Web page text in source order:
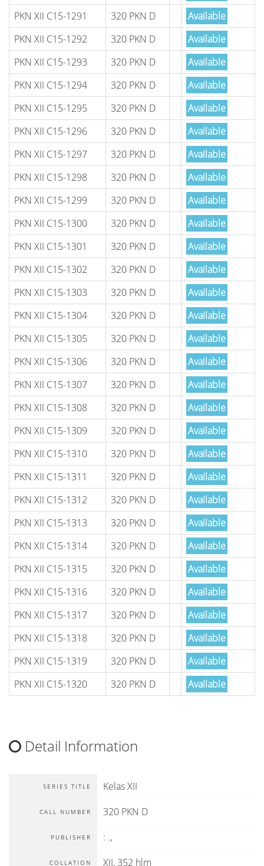
PKN XII C15-1291
320 PKN D
Available
PKN XII C15-1292
320 PKN D
Available
PKN XII C15-1293
320 PKN D
Available
PKN XII C15-1294
320 PKN D
Available
PKN XII C15-1295
320 PKN D
Available
PKN XII C15-1296
320 PKN D
Available
PKN XII C15-1297
320 PKN D
Available
PKN XII C15-1298
320 PKN D
Available
PKN XII C15-1299
320 PKN D
Available
PKN XII C15-1300
320 PKN D
Available
PKN XII C15-1301
320 PKN D
Available
PKN XII C15-1302
320 PKN D
Available
PKN XII C15-1303
320 PKN D
Available
PKN XII C15-1304
320 PKN D
Available
PKN XII C15-1305
320 PKN D
Available
PKN XII C15-1306
320 PKN D
Available
PKN XII C15-1307
320 PKN D
Available
PKN XII C15-1308
320 PKN D
Available
PKN XII C15-1309
320 PKN D
Available
PKN XII C15-1310
320 PKN D
Available
PKN XII C15-1311
320 PKN D
Available
PKN XII C15-1312
320 PKN D
Available
PKN XII C15-1313
320 PKN D
Available
PKN XII C15-1314
320 PKN D
Available
PKN XII C15-1315
320 PKN D
Available
PKN XII C15-1316
320 PKN D
Available
PKN XII C15-1317
320 PKN D
Available
PKN XII C15-1318
320 PKN D
Available
PKN XII C15-1319
320 PKN D
Available
PKN XII C15-1320
320 PKN D Available
Detail Information
SERIES TITLE Kelas XII
CALL NUMBER 320 PKN D
PUBLISHER : .,
COLLATION XII, 352 hlm